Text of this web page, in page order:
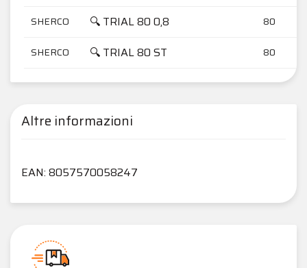
SHERCO 🔍 TRIAL 80 0,8 80
SHERCO 🔍 TRIAL 80 ST 80
Altre informazioni
EAN: 8057570058247